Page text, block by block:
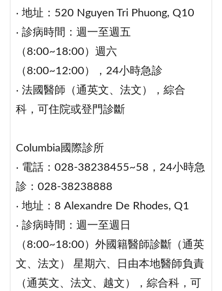
‧ 地址：520 Nguyen Tri Phuong, Q10
‧ 診病時間：週一至週五
（8:00~18:00）週六
（8:00~12:00），24小時急診
‧ 法國醫師（通英文、法文），綜合
科，可住院或登門診斷
Columbia國際診所
‧ 電話：028-38238455~58，24小時急
診：028-38238888
‧ 地址：8 Alexandre De Rhodes, Q1
‧ 診病時間：週一至週日
（8:00~18:00）外國籍醫師診斷（通英
文、法文） 星期六、日由本地醫師負責
（通英文、法文、越文），綜合科，可